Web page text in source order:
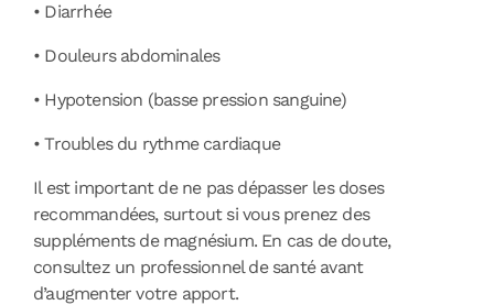
• Diarrhée
• Douleurs abdominales
• Hypotension (basse pression sanguine)
• Troubles du rythme cardiaque
Il est important de ne pas dépasser les doses
recommandées, surtout si vous prenez des
suppléments de magnésium. En cas de doute,
consultez un professionnel de santé avant
d’augmenter votre apport.